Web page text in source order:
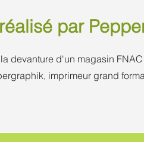
par
devanture d'un magasin
imprimeur grand